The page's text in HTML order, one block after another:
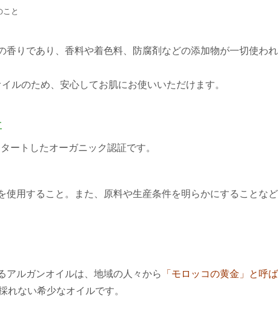
と
香りであり、香料や着色料、防腐剤などの添加物が一切使われ
ルのため、安心してお肌にお使いいただけます。
ートしたオーガニック認証です。
用すること。また、原料や生産条件を明らかにすることなど
ルガンオイルは、地域の人々から 「モロッコの黄金」と呼ば
れない希少なオイルです。